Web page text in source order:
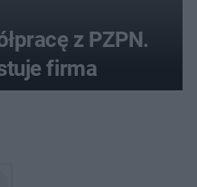
z PZPN.
firma